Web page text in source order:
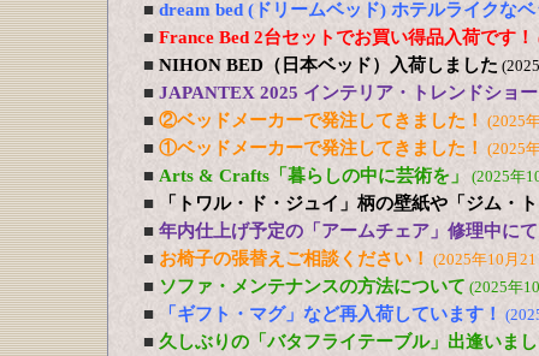
■ dream bed (ドリームベッド) ホテルライクな
■ France Bed 2台セットでお買い得品入荷です！
■ NIHON BED（日本ベッド）入荷しました
■ JAPANTEX 2025 インテリア・トレンドショー
■ ②ベッドメーカーで発注してきました！ (2025
■ ①ベッドメーカーで発注してきました！ (2025
■ Arts & Crafts「暮らしの中に芸術を」 (2025年
■
「トワル・ド・ジュイ」柄の壁紙や「ジム・
■ 年内仕上げ予定の「アームチェア」修理中にて
■ お椅子の張替えご相談ください！ (2025年10月
■ ソファ・メンテナンスの方法について (2025年
■ 「ギフト・マグ」など再入荷しています！
■ 久しぶりの「バタフライテーブル」出逢いま